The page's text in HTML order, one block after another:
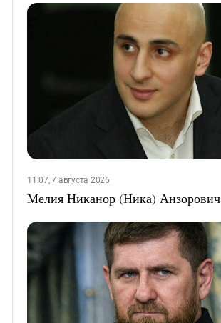
11:07, 7 августа 2026
Мелия Никанор (Ника) Анзорович